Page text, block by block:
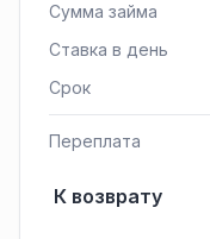
Сумма займа
Ставка в день
Срок
Переплата
К возврату